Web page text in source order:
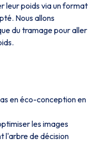
leur poids via un format
Nous allons
du tramage pour aller
en éco-conception en
les images
l'arbre de décision